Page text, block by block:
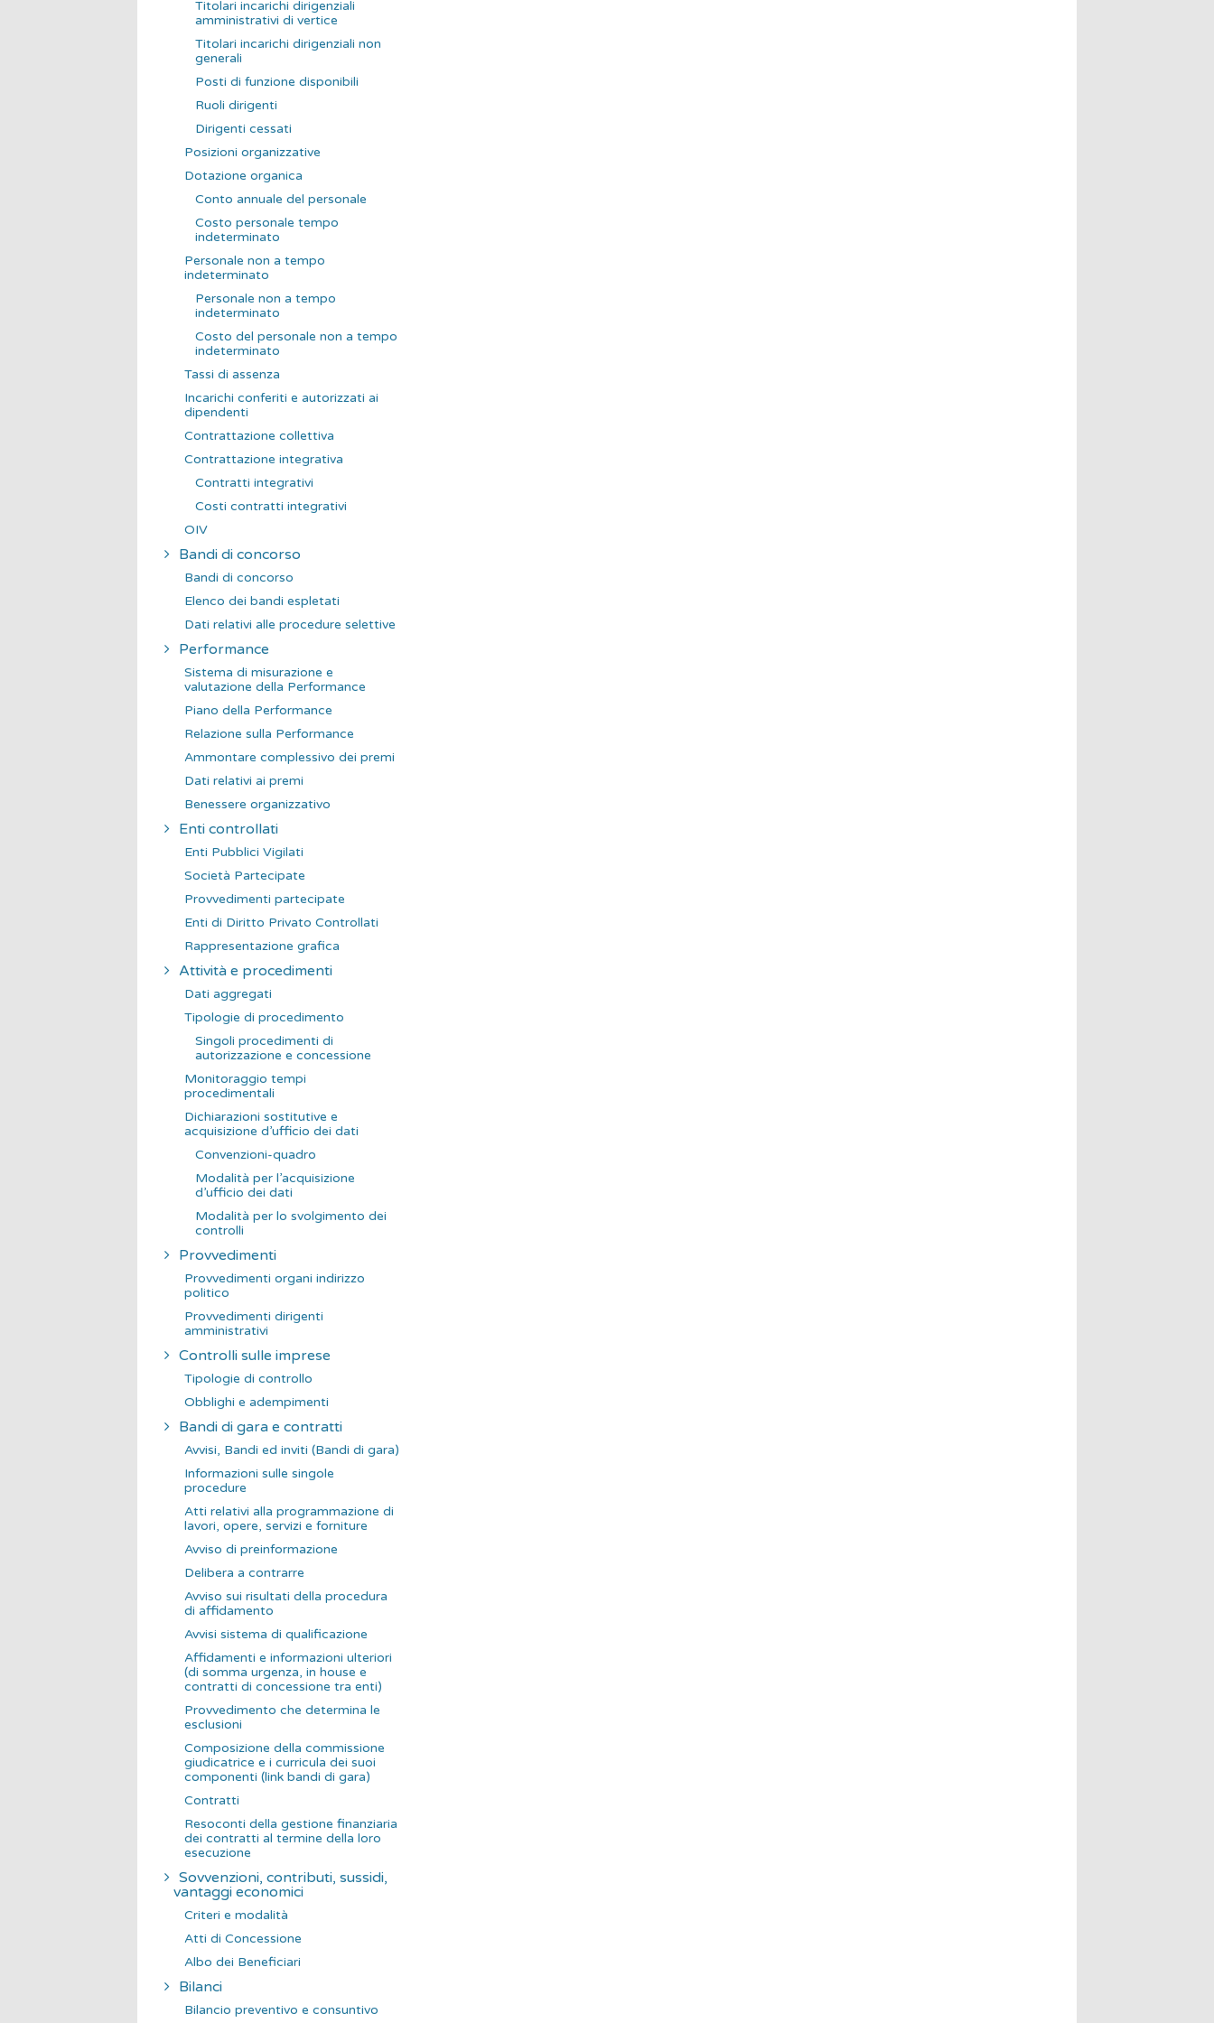
Titolari incarichi dirigenziali
amministrativi di vertice
Titolari incarichi dirigenziali non
generali
Posti di funzione disponibili
Ruoli dirigenti
Dirigenti cessati
Posizioni organizzative
Dotazione organica
Conto annuale del personale
Costo personale tempo
indeterminato
Personale non a tempo
indeterminato
Personale non a tempo
indeterminato
Costo del personale non a tempo
indeterminato
Tassi di assenza
Incarichi conferiti e autorizzati ai
dipendenti
Contrattazione collettiva
Contrattazione integrativa
Contratti integrativi
Costi contratti integrativi
OIV
Bandi di concorso
Bandi di concorso
Elenco dei bandi espletati
Dati relativi alle procedure selettive
Performance
Sistema di misurazione e
valutazione della Performance
Piano della Performance
Relazione sulla Performance
Ammontare complessivo dei premi
Dati relativi ai premi
Benessere organizzativo
Enti controllati
Enti Pubblici Vigilati
Società Partecipate
Provvedimenti partecipate
Enti di Diritto Privato Controllati
Rappresentazione grafica
Attività e procedimenti
Dati aggregati
Tipologie di procedimento
Singoli procedimenti di
autorizzazione e concessione
Monitoraggio tempi
procedimentali
Dichiarazioni sostitutive e
acquisizione d’ufficio dei dati
Convenzioni-quadro
Modalità per l’acquisizione
d’ufficio dei dati
Modalità per lo svolgimento dei
controlli
Provvedimenti
Provvedimenti organi indirizzo
politico
Provvedimenti dirigenti
amministrativi
Controlli sulle imprese
Tipologie di controllo
Obblighi e adempimenti
Bandi di gara e contratti
Avvisi, Bandi ed inviti (Bandi di gara)
Informazioni sulle singole
procedure
Atti relativi alla programmazione di
lavori, opere, servizi e forniture
Avviso di preinformazione
Delibera a contrarre
Avviso sui risultati della procedura
di affidamento
Avvisi sistema di qualificazione
Affidamenti e informazioni ulteriori
(di somma urgenza, in house e
contratti di concessione tra enti)
Provvedimento che determina le
esclusioni
Composizione della commissione
giudicatrice e i curricula dei suoi
componenti (link bandi di gara)
Contratti
Resoconti della gestione finanziaria
dei contratti al termine della loro
esecuzione
Sovvenzioni, contributi, sussidi,
vantaggi economici
Criteri e modalità
Atti di Concessione
Albo dei Beneficiari
Bilanci
Bilancio preventivo e consuntivo